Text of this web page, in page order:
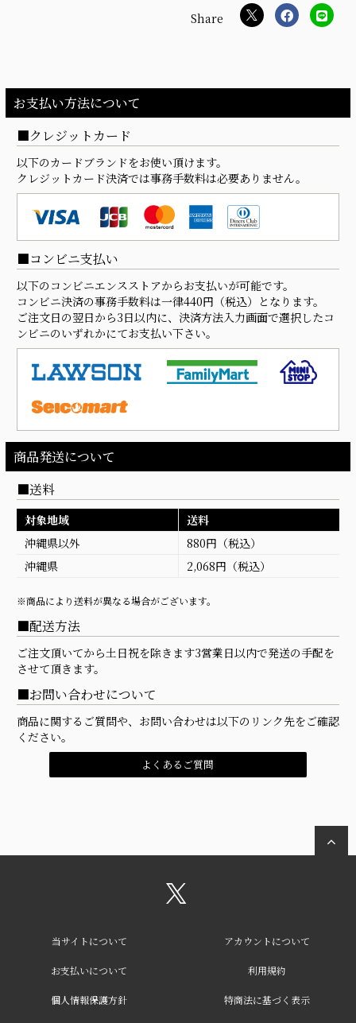
お支払い方法について
クレジットカード
以下のカードブランドをお使い頂けます。
クレジットカード決済では事務手数料は必要ありません。
コンビニ支払い
以下のコンビニエンスストアからお支払いが可能です。
コンビニ決済の事務手数料は一律440円（税込）となります。
ご注文日の翌日から3日以内に、決済方法入力画面で選択したコ
ンビニのいずれかにてお支払い下さい。
商品発送について
送料
対象地域
送料
沖縄県以外
880円（税込）
沖縄県
2,068円（税込）
※商品により送料が異なる場合がございます。
配送方法
ご注文頂いてから土日祝を除きます3営業日以内で発送の手配を
させて頂きます。
お問い合わせについて
商品に関するご質問や、お問い合わせは以下のリンク先をご確認
ください。
よくあるご質問
当サイトについて アカウントについて
お支払いについて 利用規約
個人情報保護方針 特商法に基づく表示